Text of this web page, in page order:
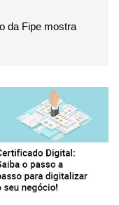
da Fipe mostra